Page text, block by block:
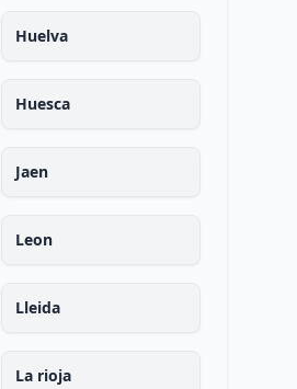
Huelva
Huesca
Jaen
Leon
Lleida
La rioja